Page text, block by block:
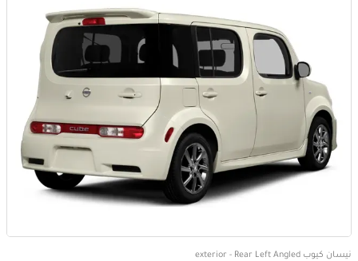
نيسان كيوب exterior - Rear Left Angled